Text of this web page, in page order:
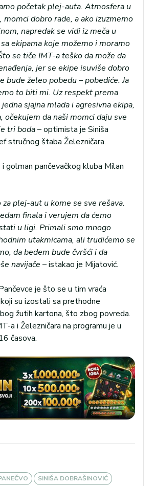
početak plej-auta. Atmosfera u
momci dobro rade, a ako izuzmemo
napredak se vidi iz meča u
ekipama koje možemo i moramo
se tiče IMT-a teško da može da
jer se ekipe isuviše dobro
bude želeo pobedu – pobediće. Ja
to biti mi. Uz respekt prema
sjajna mlada i agresivna ekipa,
očekujem da naši momci daju sve
tri boda– optimista je Siniša
stručnog štaba Železničara.
golman pančevačkog kluba Milan
plej-aut u kome se sve rešava.
finala i verujem da ćemo
u ligi. Primali smo mnogo
utakmicama, ali trudićemo se
da bedem bude čvršći i da
navijače – istakao je Mijatović.
je što se u tim vraća
su izostali sa prethodne
žutih kartona, što zbog povreda.
a i Železničara na programu je u
časova.
SINIŠA DOBRAŠINOVIĆ